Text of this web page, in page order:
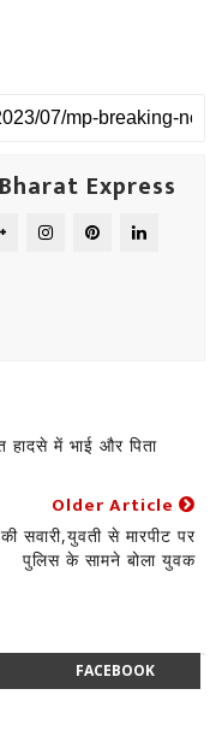
Express
में भाई और पिता
Older Article
सवारी,युवती से मारपीट पर
पुलिस के सामने बोला युवक
FACEBOOK